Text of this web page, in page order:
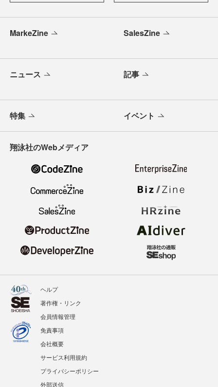
MarkeZine SalesZine
ニュース 記事
特集 イベント
翔泳社のWebメディア
ヘルプ
著作権・リンク
会員情報管理
免責事項
会社概要
サービス利用規約
プライバシーポリシー
外部送信